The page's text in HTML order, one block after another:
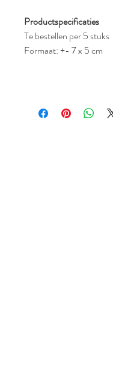
Productspecificaties
Te bestellen per 5 stuks
Formaat: +- 7 x 5 cm